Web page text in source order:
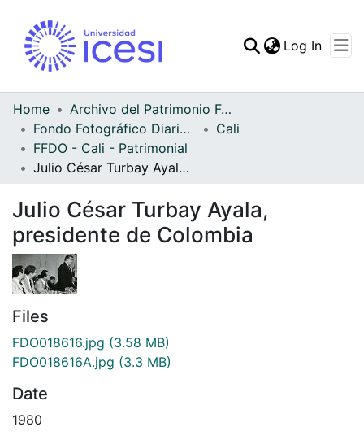
Statistics
Log In
Home
Archivo del Patrimonio Fotográfico y Fílmico del Valle del Cauca
Fondo Fotográfico Diario Occidente
Cali
FFDO - Cali - Patrimonial
Julio César Turbay Ayala, presidente de Colombia
Julio César Turbay Ayala,
presidente de Colombia
Files
FDO018616.jpg (3.58 MB)
FDO018616A.jpg (3.3 MB)
Date
1980